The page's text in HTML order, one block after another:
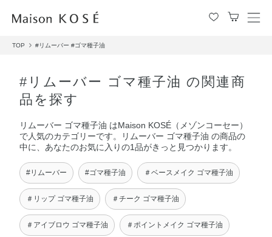
メ
TOP #リムーバー #ゴマ種子油
#リムーバー ゴマ種子油 の関連商
品を探す
リムーバー ゴマ種子油 はMaison KOSÉ（メゾンコーセー）
で人気のカテゴリーです。リムーバー ゴマ種子油 の商品の
中に、あなたのお気に入りの1品がきっと見つかります。
#リムーバー #ゴマ種子油 ＃ベースメイク ゴマ種子油
＃リップ ゴマ種子油 ＃チーク ゴマ種子油
＃アイブロウ ゴマ種子油 ＃ポイントメイク ゴマ種子油